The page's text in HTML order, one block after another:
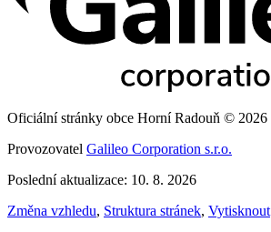
Oficiální stránky obce Horní Radouň © 2026
Provozovatel Galileo Corporation s.r.o.
Poslední aktualizace: 10. 8. 2026
Změna vzhledu, Struktura stránek, Vytisknout